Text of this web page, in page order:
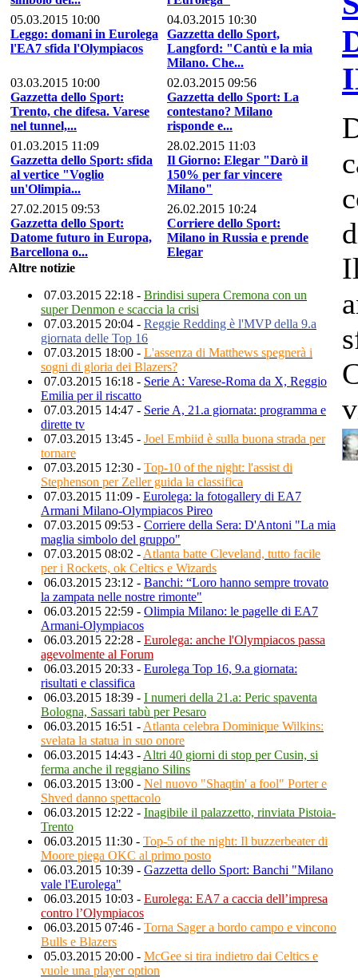
05.03.2015 10:00
Leggo: domani in Eurolega
l'EA7 sfida l'Olympiacos
04.03.2015 10:30
Gazzetta dello Sport,
Langford: "Cantù e la mia
Milano. Che...
03.03.2015 10:00
Gazzetta dello Sport:
Trento, che difesa. Varese
nel tunnel,...
02.03.2015 09:56
Gazzetta dello Sport: La
contestano? Milano
risponde e...
01.03.2015 11:09
Gazzetta dello Sport: sfida
al vertice "Voglio
un'Olimpia...
28.02.2015 11:03
Il Giorno: Elegar "Darò il
150% per far vincere
Milano"
27.02.2015 09:53
Gazzetta dello Sport:
Datome futuro in Europa,
Barcellona o...
26.02.2015 10:24
Corriere dello Sport:
Milano in Russia e prende
Elegar
Altre notizie
07.03.2015 22:18 - Brindisi supera Cremona con un
super Denmon e scaccia la crisi
07.03.2015 20:04 - Reggie Redding è l'MVP della 9.a
giornata delle Top 16
07.03.2015 18:00 - L'assenza di Matthews spegnerà i
sogni di gloria dei Blazers?
07.03.2015 16:18 - Serie A: Varese-Roma da X, Reggio
Emilia per il riscatto
07.03.2015 14:47 - Serie A, 21.a giornata: programma e
dirette tv
07.03.2015 13:45 - Joel Embiid è sulla buona strada per
tornare
07.03.2015 12:30 - Top-10 of the night: l'assist di
Stephenson per Zeller guida la classifica
07.03.2015 11:09 - Eurolega: la fotogallery di EA7
Armani Milano-Olympiacos Pireo
07.03.2015 09:53 - Corriere della Sera: D'Antoni "La mia
maglia simbolo del gruppo"
07.03.2015 08:02 - Atlanta batte Cleveland, tutto facile
per i Rockets, ok Celtics e Wizards
06.03.2015 23:12 - Banchi: “Loro hanno sempre trovato
la zampata nelle nostre rimonte"
06.03.2015 22:59 - Olimpia Milano: le pagelle di EA7
Armani-Olympiacos
06.03.2015 22:28 - Eurolega: anche l'Olympiacos passa
agevolmente al Forum
06.03.2015 20:33 - Eurolega Top 16, 9.a giornata:
risultati e classifica
06.03.2015 18:39 - I numeri della 21.a: Peric spaventa
Bologna, Sassari tabù per Pesaro
06.03.2015 16:51 - Atlanta celebra Dominique Wilkins:
svelata la statua in suo onore
06.03.2015 14:43 - Altri 40 giorni di stop per Cusin, si
ferma anche il reggiano Silins
06.03.2015 13:00 - Nel nuovo "Shaqtin' a fool" Porter e
Shved danno spettacolo
06.03.2015 12:22 - Inagibile il palazzetto, rinviata Pistoia-
Trento
06.03.2015 11:30 - Top-5 of the night: Il buzzerbeater di
Moore piega OKC al primo posto
06.03.2015 10:39 - Gazzetta dello Sport: Banchi "Milano
vale l'Eurolega"
06.03.2015 10:03 - Eurolega: EA7 a caccia dell’impresa
contro l’Olympiacos
06.03.2015 07:46 - Torna Sager a bordo campo e vincono
Bulls e Blazers
05.03.2015 20:00 - McGee si tira indietro dai Celtics e
vuole una player option